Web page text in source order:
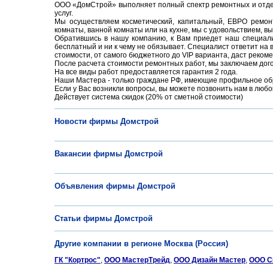
ООО «ДомСтрой» выполняет полный спектр ремонтных и
услуг.
Мы осуществляем косметический, капитальный, ЕВРО
комнаты, ванной комнаты или на кухне, мы с удовольствием,
Обратившись в нашу компанию, к Вам приедет наш
бесплатный и ни к чему не обязывает. Специалист ответит
стоимости, от самого бюджетного до VIP варианта, даст
После расчета стоимости ремонтных работ, мы заключаем
На все виды работ предоставляется гарантия 2 года.
Наши Мастера - только граждане РФ, имеющие профильное
Если у Вас возникли вопросы, вы можете позвонить нам в
Действует система скидок (20% от сметной стоимости)
Новости фирмы Домстрой
Вакансии фирмы Домстрой
Объявления фирмы Домстрой
Статьи фирмы Домстрой
Другие компании в регионе Москва (Россия)
ГК "Кортрос", ООО МастерТрейд, ООО Дизайн Мастер, ООО